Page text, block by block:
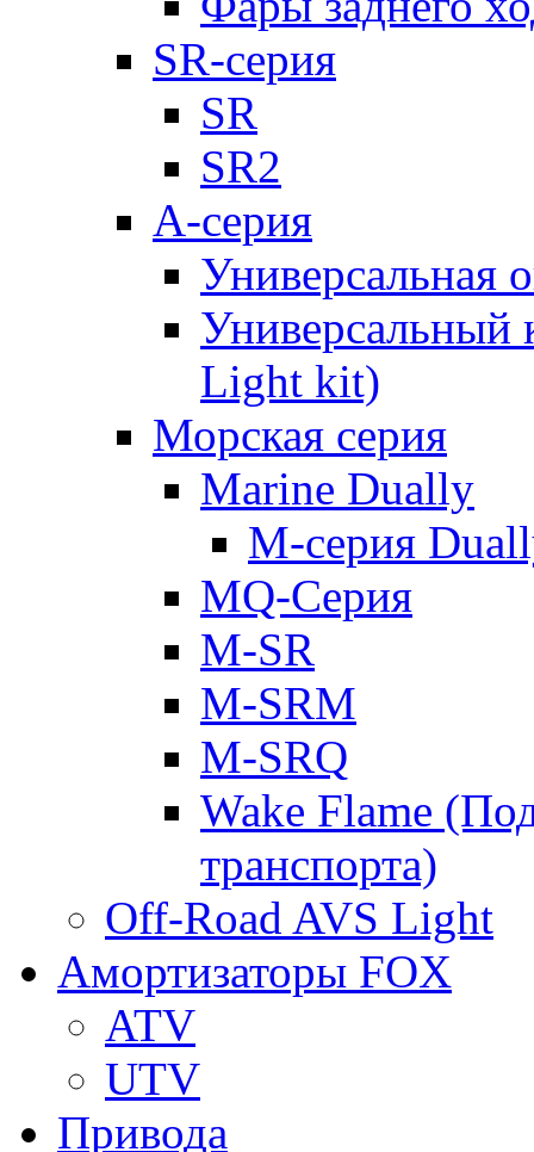
SR-серия
SR
SR2
А-серия
Универсальная
Универсальный
Light kit)
Морская серия
Marine Dually
M-серия
MQ-Серия
M-SR
M-SRM
M-SRQ
Wake Flame
транспорта)
Off-Road AVS Light
Амортизаторы FOX
ATV
UTV
Привода